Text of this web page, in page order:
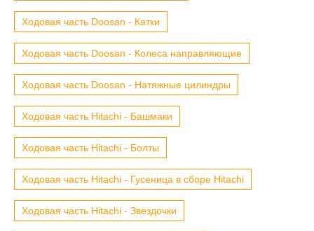
Ходовая часть Doosan - Катки
Ходовая часть Doosan - Колеса направляющие
Ходовая часть Doosan - Натяжные цилиндры
Ходовая часть Hitachi - Башмаки
Ходовая часть Hitachi - Болты
Ходовая часть Hitachi - Гусеница в сборе Hitachi
Ходовая часть Hitachi - Звездочки